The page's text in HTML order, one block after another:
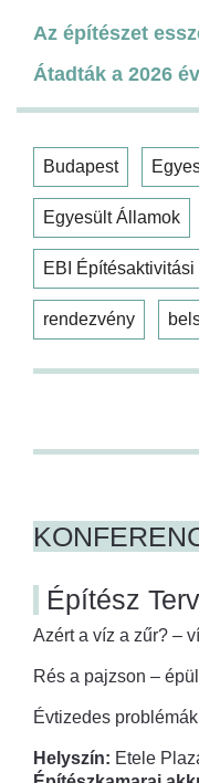
Az építészet
Átadták a 2026
Budapest
Egyesült Államok
EBI
rendezvény
Építész
Azért a víz a zűr? –
Rés a pajzson –
Évtizedes
Helyszín: Etele